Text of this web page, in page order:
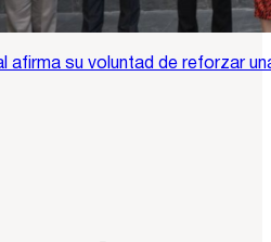
afirma su voluntad de reforzar